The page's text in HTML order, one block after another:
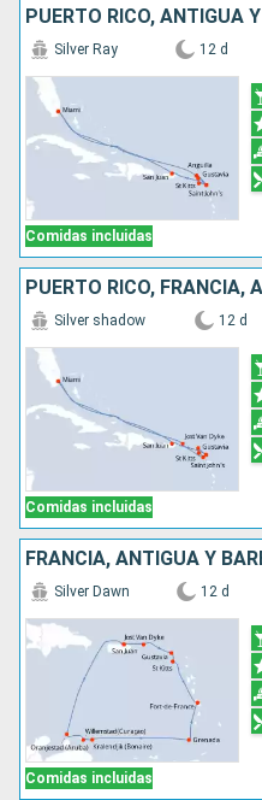
Comidas incluidas
Silver Ray 12 d
Comidas incluidas
Silver shadow 12 d
Comidas incluidas
Silver Dawn 12 d